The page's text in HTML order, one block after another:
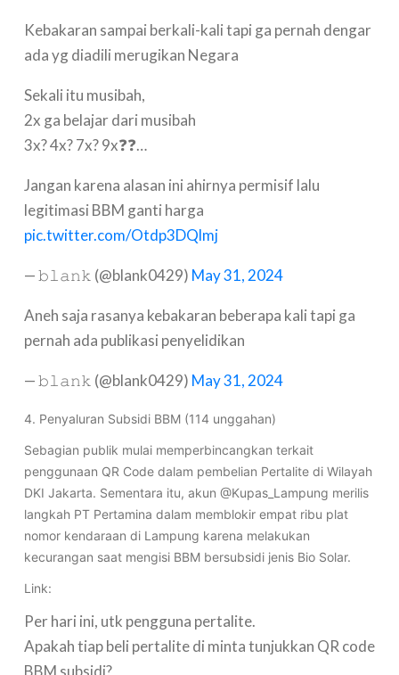
Kebakaran sampai berkali-kali tapi ga pernah dengar
ada yg diadili merugikan Negara
Sekali itu musibah,
2x ga belajar dari musibah
3x? 4x? 7x? 9x❓❓…
Jangan karena alasan ini ahirnya permisif lalu
legitimasi BBM ganti harga
pic.twitter.com/Otdp3DQlmj
— 𝚋𝚕𝚊𝚗𝚔 (@blank0429) May 31, 2024
Aneh saja rasanya kebakaran beberapa kali tapi ga
pernah ada publikasi penyelidikan
— 𝚋𝚕𝚊𝚗𝚔 (@blank0429) May 31, 2024
4. Penyaluran Subsidi BBM (114 unggahan)
Sebagian publik mulai memperbincangkan terkait
penggunaan QR Code dalam pembelian Pertalite di Wilayah
DKI Jakarta. Sementara itu, akun @Kupas_Lampung merilis
langkah PT Pertamina dalam memblokir empat ribu plat
nomor kendaraan di Lampung karena melakukan
kecurangan saat mengisi BBM bersubsidi jenis Bio Solar.
Link:
Per hari ini, utk pengguna pertalite.
Apakah tiap beli pertalite di minta tunjukkan QR code
BBM subsidi?